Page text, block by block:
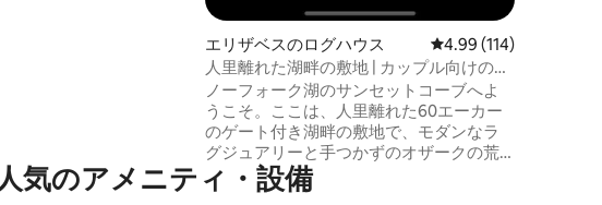
エリザベスのログハウス レビュー114件、5つ
4.99 (114)
人里離れた湖畔の敷地 | カップル向けの隠
れ家
ノーフォーク湖のサンセットコーブへよ
うこそ。ここは、人里離れた60エーカー
のゲート付き湖畔の敷地で、モダンなラ
グジュアリーと手つかずのオザークの荒
野が融合しています。目を覚ますと広大
な湖の景色が見え、ノーフォーク湖を見
気のアメニティ・設備